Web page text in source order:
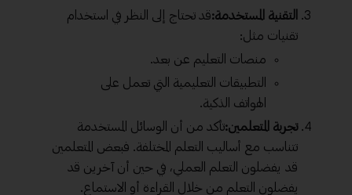
التقنية المستخدمة:قد تحتاج إلى النظر في استخدام
تقنيات مثل:
منصات التعليم عن بعد.
التطبيقات التعليمية التي تعمل على
الهواتف الذكية.
تجربة المتعلمين:تأكد من أن الوسائل المستخدمة
تتناسب مع أساليب التعلم المختلفة. فبعض المتعلمين
قد يفضلون التعلم العملي، في حين أن آخرين قد
يفضلون التعلم من خلال القراءة أو الاستماع.